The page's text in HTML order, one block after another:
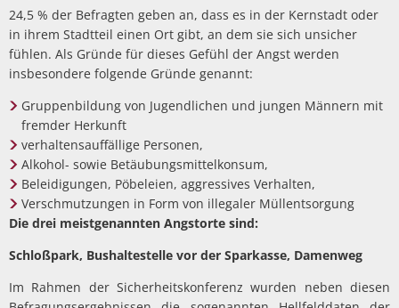
24,5 % der Befragten geben an, dass es in der Kernstadt oder
in ihrem Stadtteil einen Ort gibt, an dem sie sich unsicher
fühlen. Als Gründe für dieses Gefühl der Angst werden
insbesondere folgende Gründe genannt:
Gruppenbildung von Jugendlichen und jungen Männern mit
fremder Herkunft
verhaltensauffällige Personen,
Alkohol- sowie Betäubungsmittelkonsum,
Beleidigungen, Pöbeleien, aggressives Verhalten,
Verschmutzungen in Form von illegaler Müllentsorgung
Die drei meistgenannten Angstorte sind:
Schloßpark, Bushaltestelle vor der Sparkasse, Damenweg
Im Rahmen der Sicherheitskonferenz wurden neben diesen